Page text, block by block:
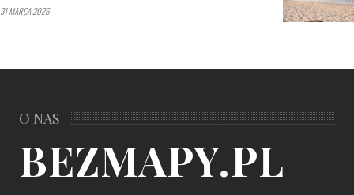
31 MARCA 2026
O NAS
BEZMAPY.PL